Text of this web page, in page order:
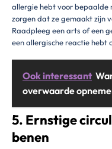
allergie hebt voor bepaalde
zorgen dat ze gemaakt zijn
Raadpleeg een arts of een
een allergische reactie hebt
Ook interessant
overwaarde
5. Ernstige
benen